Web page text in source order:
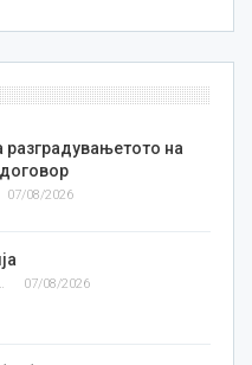
разградувањетото на
07/08/2026
07/08/2026